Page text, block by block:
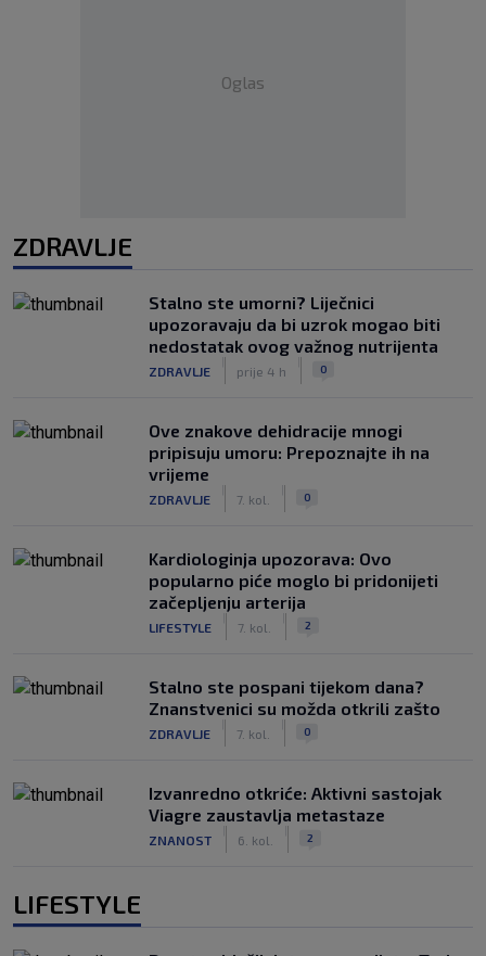
Oglas
ZDRAVLJE
Stalno ste umorni? Liječnici
upozoravaju da bi uzrok mogao biti
nedostatak ovog važnog nutrijenta
ZDRAVLJE prije 4 h 0
Ove znakove dehidracije mnogi
pripisuju umoru: Prepoznajte ih na
vrijeme
ZDRAVLJE 7. kol. 0
Kardiologinja upozorava: Ovo
popularno piće moglo bi pridonijeti
začepljenju arterija
LIFESTYLE 7. kol. 2
Stalno ste pospani tijekom dana?
Znanstvenici su možda otkrili zašto
ZDRAVLJE 7. kol. 0
Izvanredno otkriće: Aktivni sastojak
Viagre zaustavlja metastaze
ZNANOST 6. kol. 2
LIFESTYLE